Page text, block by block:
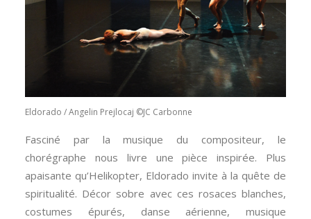
Eldorado / Angelin Prejlocaj ©JC Carbonne
Fasciné par la musique du compositeur, le
chorégraphe nous livre une pièce inspirée. Plus
apaisante qu’Helikopter, Eldorado invite à la quête de
spiritualité. Décor sobre avec ces rosaces blanches,
costumes épurés, danse aérienne, musique